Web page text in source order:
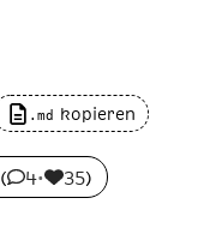
.md kopieren
( 4• 35)